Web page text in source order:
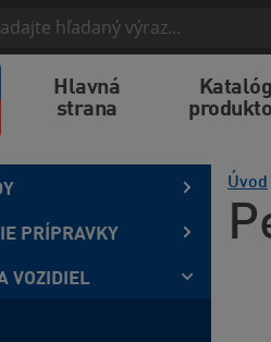
Hlavná
strana
Katalóg
PRÍPRAVKY
VOZIDIEL
Úvod